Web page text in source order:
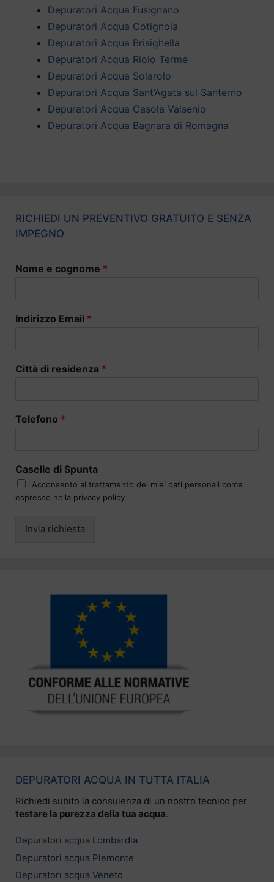
Depuratori Acqua Fusignano
Depuratori Acqua Cotignola
Depuratori Acqua Brisighella
Depuratori Acqua Riolo Terme
Depuratori Acqua Solarolo
Depuratori Acqua Sant’Agata sul Santerno
Depuratori Acqua Casola Valsenio
Depuratori Acqua Bagnara di Romagna
RICHIEDI UN PREVENTIVO GRATUITO E SENZA
IMPEGNO
Nome e cognome *
Indirizzo Email *
Città di residenza *
Telefono *
Caselle di Spunta
Acconsento al trattamento dei miei dati personali come
espresso nella privacy policy
Invia richiesta
DEPURATORI ACQUA IN TUTTA ITALIA
Richiedi subito la consulenza di un nostro tecnico per
testare la purezza della tua acqua.
Depuratori acqua Lombardia
Depuratori acqua Piemonte
Depuratori acqua Veneto